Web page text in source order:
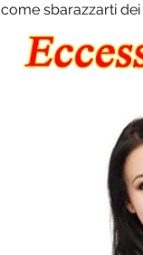
come sbarazzarti